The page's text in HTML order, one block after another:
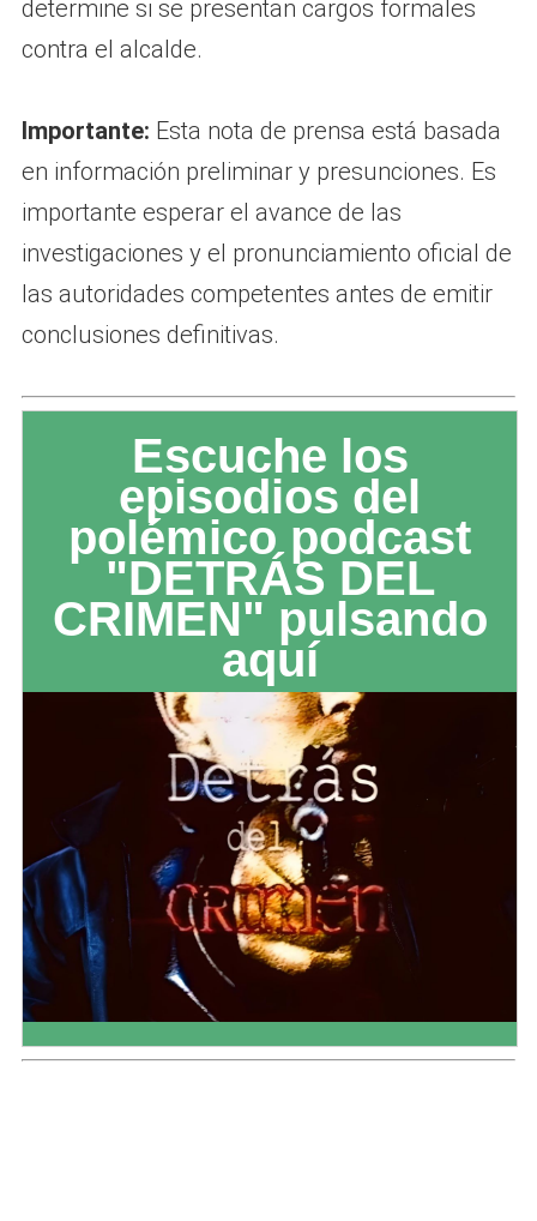
determine si se presentan cargos formales
contra el alcalde.
Importante: Esta nota de prensa está basada
en información preliminar y presunciones. Es
importante esperar el avance de las
investigaciones y el pronunciamiento oficial de
las autoridades competentes antes de emitir
conclusiones definitivas.
Escuche los
episodios del
polémico podcast
"DETRÁS DEL
CRIMEN" pulsando
aquí